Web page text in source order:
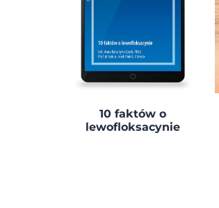
10 faktów o
lewofloksacynie